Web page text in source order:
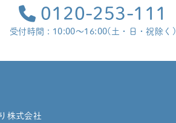
0120-253-111
受付時間 : 10:00～16:00(土・日・祝除く)
株式会社